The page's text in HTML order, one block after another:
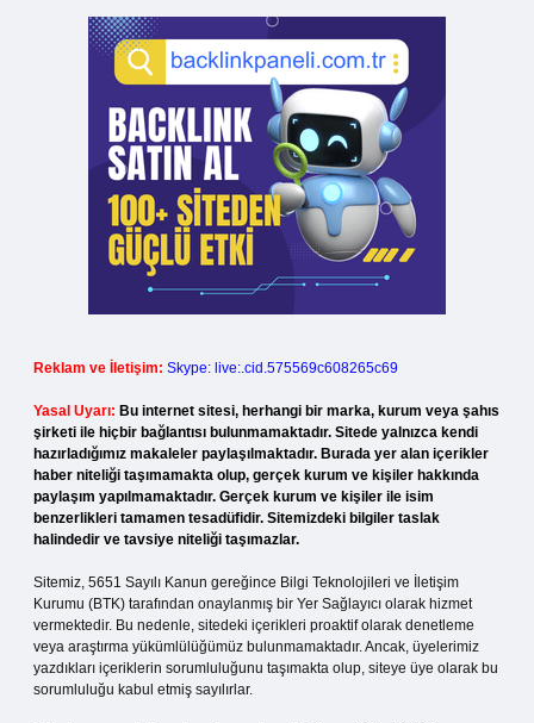
Reklam ve İletişim: Skype: live:.cid.575569c608265c69
Yasal Uyarı: Bu internet sitesi, herhangi bir marka, kurum veya şahıs
şirketi ile hiçbir bağlantısı bulunmamaktadır. Sitede yalnızca kendi
hazırladığımız makaleler paylaşılmaktadır. Burada yer alan içerikler
haber niteliği taşımamakta olup, gerçek kurum ve kişiler hakkında
paylaşım yapılmamaktadır. Gerçek kurum ve kişiler ile isim
benzerlikleri tamamen tesadüfidir. Sitemizdeki bilgiler taslak
halindedir ve tavsiye niteliği taşımazlar.
Sitemiz, 5651 Sayılı Kanun gereğince Bilgi Teknolojileri ve İletişim
Kurumu (BTK) tarafından onaylanmış bir Yer Sağlayıcı olarak hizmet
vermektedir. Bu nedenle, sitedeki içerikleri proaktif olarak denetleme
veya araştırma yükümlülüğümüz bulunmamaktadır. Ancak, üyelerimiz
yazdıkları içeriklerin sorumluluğunu taşımakta olup, siteye üye olarak bu
sorumluluğu kabul etmiş sayılırlar.